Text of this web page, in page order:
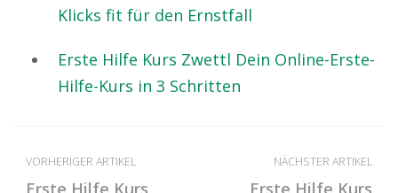
Klicks fit für den Ernstfall
Erste Hilfe Kurs Zwettl Dein Online-Erste-
Hilfe-Kurs in 3 Schritten
VORHERIGER ARTIKEL
Erste Hilfe Kurs
NÄCHSTER ARTIKEL
Erste Hilfe Kurs